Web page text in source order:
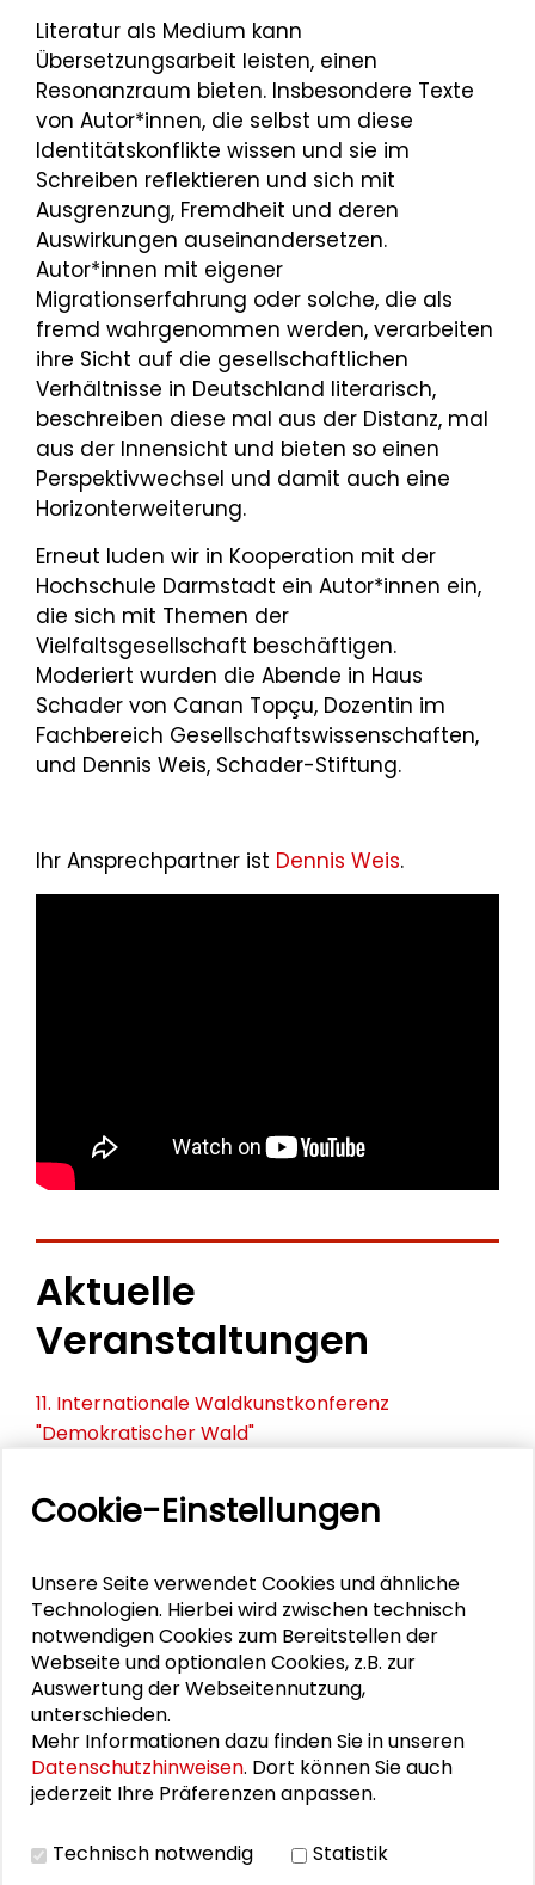
Literatur als Medium kann
Übersetzungsarbeit leisten, einen
Resonanzraum bieten. Insbesondere Texte
von Autor*innen, die selbst um diese
Identitätskonflikte wissen und sie im
Schreiben reflektieren und sich mit
Ausgrenzung, Fremdheit und deren
Auswirkungen auseinandersetzen.
Autor*innen mit eigener
Migrationserfahrung oder solche, die als
fremd wahrgenommen werden, verarbeiten
ihre Sicht auf die gesellschaftlichen
Verhältnisse in Deutschland literarisch,
beschreiben diese mal aus der Distanz, mal
aus der Innensicht und bieten so einen
Perspektivwechsel und damit auch eine
Horizonterweiterung.
Erneut luden wir in Kooperation mit der
Hochschule Darmstadt ein Autor*innen ein,
die sich mit Themen der
Vielfaltsgesellschaft beschäftigen.
Moderiert wurden die Abende in Haus
Schader von Canan Topçu, Dozentin im
Fachbereich Gesellschaftswissenschaften,
und Dennis Weis, Schader-Stiftung.
Ihr Ansprechpartner ist Dennis Weis.
Aktuelle
Veranstaltungen
11. Internationale Waldkunstkonferenz
"Demokratischer Wald"
Zusammen mehr erreichen – Zukunftsbündnis im
Schader-Festival 2026
25. Runder Tisch Wissenschaftsstadt Darmstadt
PERSONEN IM KONTEXT
Canan Topçu
Cookie-Einstellungen
Unsere Seite verwendet Cookies und ähnliche
Technologien. Hierbei wird zwischen technisch
notwendigen Cookies zum Bereitstellen der
Webseite und optionalen Cookies, z.B. zur
Auswertung der Webseitennutzung,
unterschieden.
Mehr Informationen dazu finden Sie in unseren
Datenschutzhinweisen. Dort können Sie auch
jederzeit Ihre Präferenzen anpassen.
Technisch notwendig Statistik